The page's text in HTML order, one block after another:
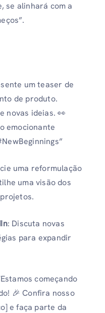
se alinhará com a
um teaser de
de produto.
novas ideias. 👀
emocionante
uma reformulação
uma visão dos
: Discuta novas
para expandir
começando
🎉 Confira nosso
e faça parte da